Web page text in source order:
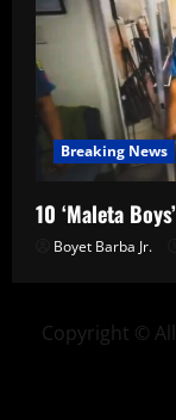
Breaking News
10 ‘Maleta
Boyet Barba Jr.
Copyright ©